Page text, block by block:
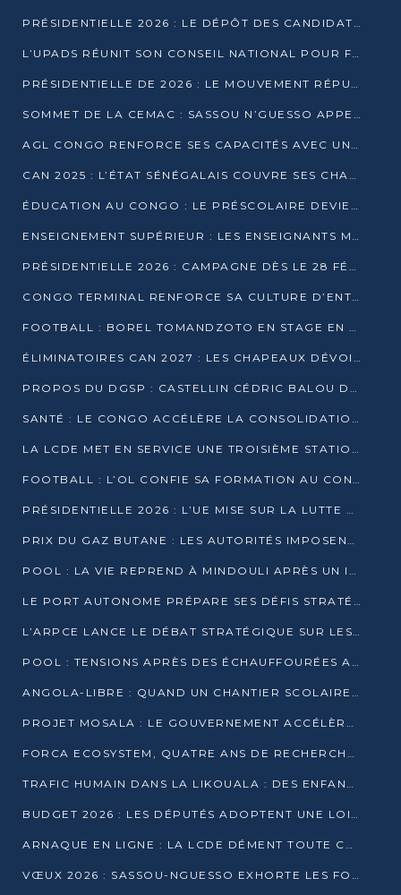
PRÉSIDENTIELLE 2026 : LE DÉPÔT DES CANDIDATURES OUVERT DU 29 JANVIER AU 12 FÉVRIER
L’UPADS RÉUNIT SON CONSEIL NATIONAL POUR FIXER SA LIGNE POLITIQUE À DEUX MOIS DE LA PRÉSIDENTIELLE
PRÉSIDENTIELLE DE 2026 : LE MOUVEMENT RÉPUBLICAIN DÉNONCE UNE CONVOCATION ÉLECTORALE « OPAQUE ET PRÉCIPITÉE »
SOMMET DE LA CEMAC : SASSOU N’GUESSO APPELLE À LA VIGILANCE FACE AUX RISQUES ÉCONOMIQUES
AGL CONGO RENFORCE SES CAPACITÉS AVEC UNE GRUE DE 250 TONNES
CAN 2025 : L’ÉTAT SÉNÉGALAIS COUVRE SES CHAMPIONS D’AFRIQUE DE RÉCOMPENSES EXCEPTIONNELLES
ÉDUCATION AU CONGO : LE PRÉSCOLAIRE DEVIENT OBLIGATOIRE, LE BTS CONSACRÉ DIPLÔME D’ÉTAT
ENSEIGNEMENT SUPÉRIEUR : LES ENSEIGNANTS MAINTIENNENT LA GRÈVE ET EXIGENT UN ACCORD ÉCRIT AVEC L’ÉTAT
PRÉSIDENTIELLE 2026 : CAMPAGNE DÈS LE 28 FÉVRIER, SCRUTIN LES 12 ET 15 MARS
CONGO TERMINAL RENFORCE SA CULTURE D’ENTREPRISE AVEC LE PROGRAMME « WIN TOGETHER »
FOOTBALL : BOREL TOMANDZOTO EN STAGE EN ESPAGNE AVEC POLISSYA FC
ÉLIMINATOIRES CAN 2027 : LES CHAPEAUX DÉVOILÉS, LE CONGO FIXÉ SUR SON SORT
PROPOS DU DGSP : CASTELLIN CÉDRIC BALOU DÉNONCE DES PROPOS INTIMIDANTS
SANTÉ : LE CONGO ACCÉLÈRE LA CONSOLIDATION DE L’OFFRE DE SOINS
LA LCDE MET EN SERVICE UNE TROISIÈME STATION D’EAU POTABLE À MFILOU
FOOTBALL : L’OL CONFIE SA FORMATION AU CONGOLAIS CHRISTIAN BASSILA
PRÉSIDENTIELLE 2026 : L’UE MISE SUR LA LUTTE CONTRE LA DÉSINFORMATION
PRIX DU GAZ BUTANE : LES AUTORITÉS IMPOSENT LE RESPECT DES PRIX RÉGLEMENTÉS
POOL : LA VIE REPREND À MINDOULI APRÈS UN INCIDENT ARMÉ SUR LA RN1
LE PORT AUTONOME PRÉPARE SES DÉFIS STRATÉGIQUES DE 2026
L’ARPCE LANCE LE DÉBAT STRATÉGIQUE SUR LES DONNÉES, L’IA ET LA FINANCE NUMÉRIQUE AU CONGO
POOL : TENSIONS APRÈS DES ÉCHAUFFOURÉES ARMÉES ENTRE DGSP ET EX-MILICIENS NINJA
ANGOLA-LIBRE : QUAND UN CHANTIER SCOLAIRE DEVIENT LE MIROIR D’UN CONGO EN MOUVEMENT
PROJET MOSALA : LE GOUVERNEMENT ACCÉLÈRE L’INSERTION DES JEUNES EN 2026
FORCA ECOSYSTEM, QUATRE ANS DE RECHERCHE DE TERRAIN AVANT UN LANCEMENT OFFICIEL EN 2026
TRAFIC HUMAIN DANS LA LIKOUALA : DES ENFANTS AUTOCHTONES RÉDUITS AU TRAVAIL FORCÉ
BUDGET 2026 : LES DÉPUTÉS ADOPTENT UNE LOI DES FINANCES DE PLUS DE 2500 MILLIARDS FCFA
ARNAQUE EN LIGNE : LA LCDE DÉMENT TOUTE CAMPAGNE DE RECRUTEMENT
VŒUX 2026 : SASSOU-NGUESSO EXHORTE LES FORCES VIVES À RENFORCER L’UNITÉ